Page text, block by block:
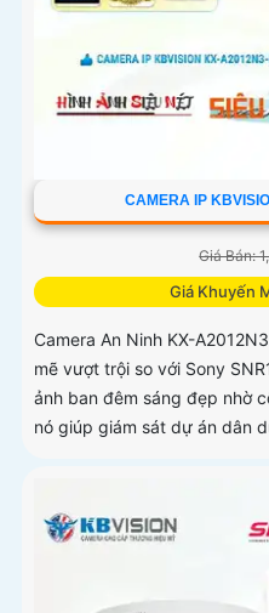
CAMERA IP
Giá Bán:
Giá Khuyến
Camera An Ninh KX-
mẽ vượt trội so với Sony
ảnh ban đêm sáng đẹp nhờ
nó giúp giám sát dự án dân